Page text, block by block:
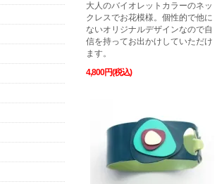
大人のバイオレットカラーのネッ
クレスでお花模様。個性的で他に
ないオリジナルデザインなので自
信を持ってお出かけしていただけ
ます。
4,800円(税込)